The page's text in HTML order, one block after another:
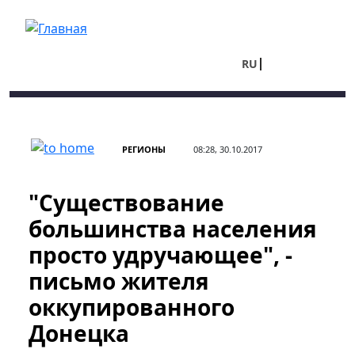
RU
РЕГИОНЫ 08:28, 30.10.2017
"Существование
большинства населения
просто удручающее", -
письмо жителя
оккупированного
Донецка